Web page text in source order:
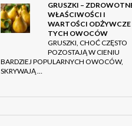
GRUSZKI –
WŁAŚCIWOŚCI I
WARTOŚCI ODŻYWCZE
TYCH OWOCÓW
GRUSZKI, CHOĆ CZĘSTO
POZOSTAJĄ W CIENIU
BARDZIEJ POPULARNYCH OWOCÓW,
SKRYWAJĄ …